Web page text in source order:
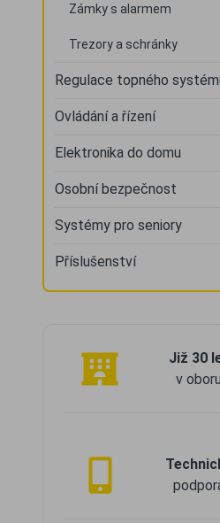
Zámky s alarmem
Trezory a schránky
Regulace topného
Ovládání a řízení
Elektronika do domu
Osobní bezpečnost
Systémy pro seniory
Příslušenství
Již 30
v oboru